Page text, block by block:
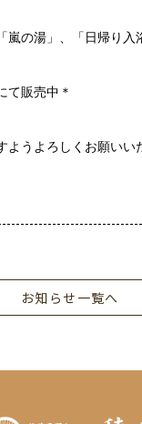
嵐の湯」、「日帰り
て販売中＊
ようよろしくお願いい
お知らせ一覧へ